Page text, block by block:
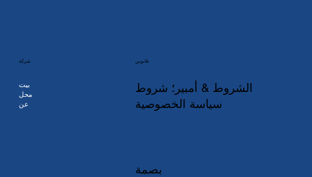
شركة
بيت
محل
عن
قانوني
الشروط & أمبير؛ شروط
سياسة الخصوصية
بصمة